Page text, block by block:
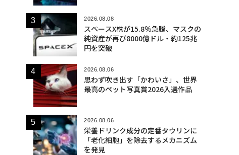
2026.08.08
スペースX株が15.8％急騰、マスクの
純資産が再び8000億ドル・約125兆
円を突破
2026.08.06
思わず吹き出す「かわいさ」、世界
最高のペット写真賞2026入選作品
2026.08.06
栄養ドリンク成分の定番タウリンに
「老化細胞」を除去するメカニズム
を発見